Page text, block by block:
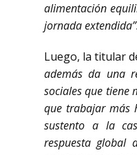
alimentación
jornada
Luego, la titular
además da una
sociales que tiene
que trabajar más
sustento a la
respuesta global